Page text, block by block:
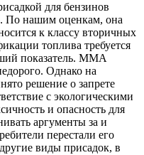
для бензинов
По нашим оценкам, она
к классу вторичных
топлива требуется
показатель. ММА
Однако на
решение о запрете
с экологическими
и опасность для
аргументы за и
перестали его
виды присадок, в